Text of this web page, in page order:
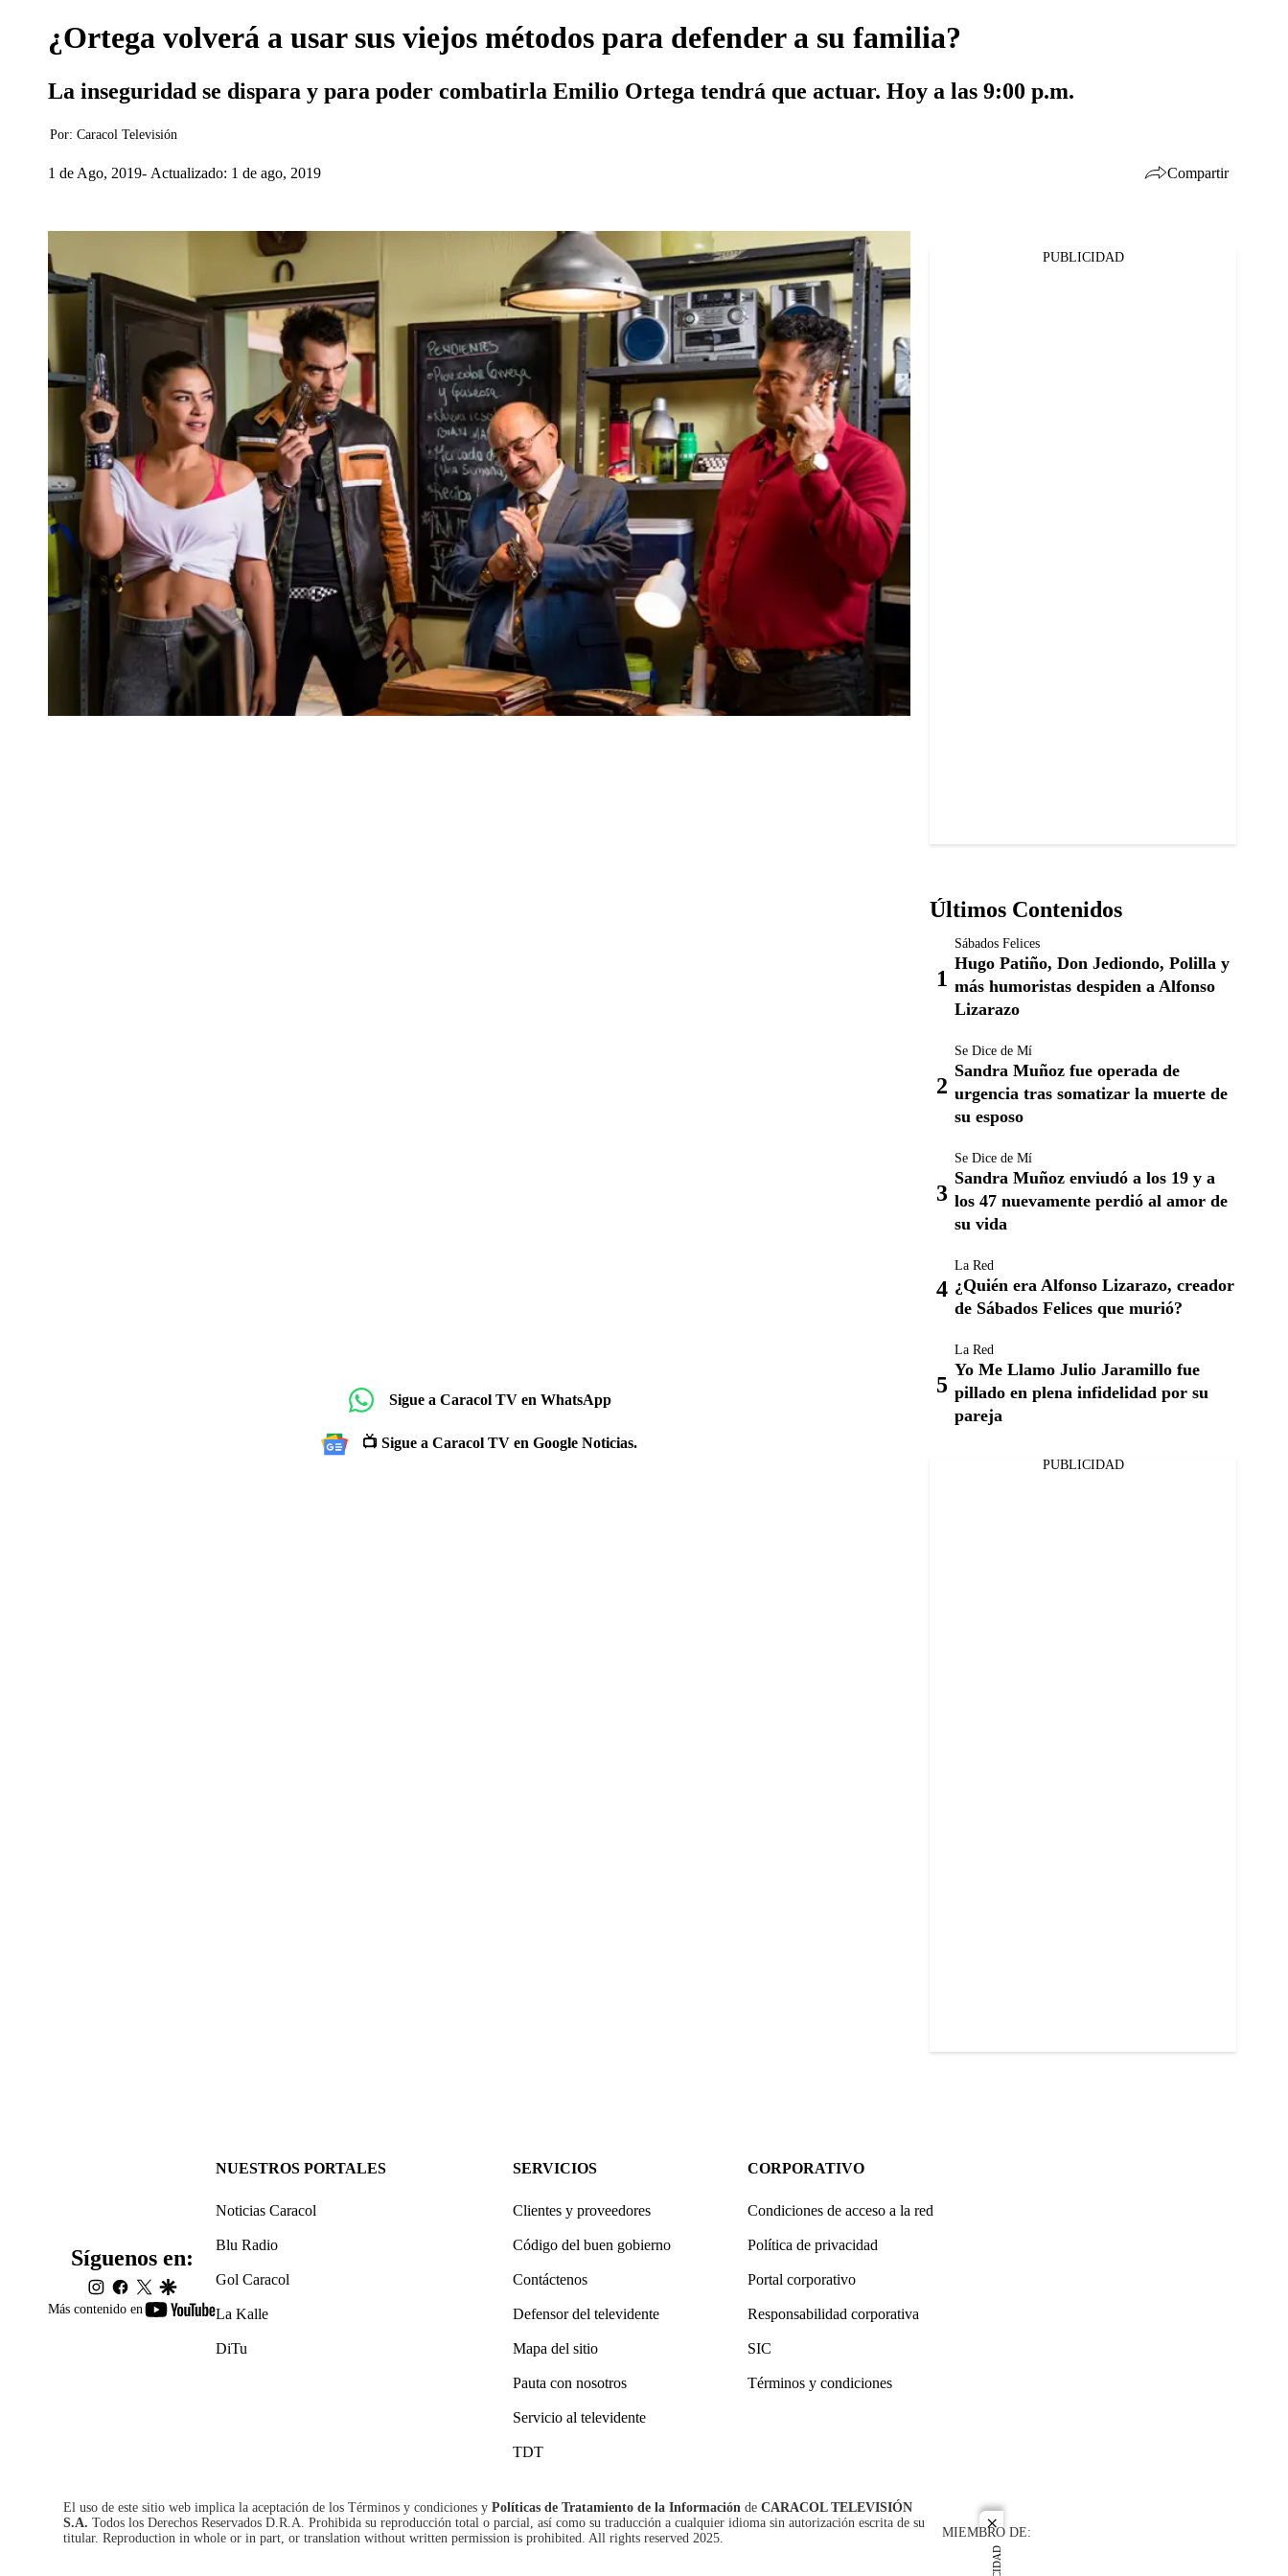
close
¿Ortega volverá a usar sus viejos métodos para defender a su familia?
La inseguridad se dispara y para poder combatirla Emilio Ortega tendrá que actuar. Hoy a las 9:00 p.m.
Por: Caracol Televisión
1 de Ago, 2019 Actualizado: 1 de ago, 2019 Compartir
Facebook
Twitter
Whatsapp
Sigue a Caracol TV en WhatsApp
📺 Sigue a Caracol TV en Google Noticias.
PUBLICIDAD
Últimos Contenidos
Sábados Felices
Hugo Patiño, Don Jediondo, Polilla y
más humoristas despiden a Alfonso
Lizarazo
Se Dice de Mí
Sandra Muñoz fue operada de
urgencia tras somatizar la muerte de
su esposo
Se Dice de Mí
Sandra Muñoz enviudó a los 19 y a
los 47 nuevamente perdió al amor de
su vida
La Red
¿Quién era Alfonso Lizarazo, creador
de Sábados Felices que murió?
La Red
Yo Me Llamo Julio Jaramillo fue
pillado en plena infidelidad por su
pareja
PUBLICIDAD
Más contenido en
youtube-
Síguenos en:
instagram
facebook
twittergoogle
NUESTROS PORTALES
Noticias Caracol
Blu Radio
Gol Caracol
La Kalle
DiTu
SERVICIOS
Clientes y proveedores
Código del buen gobierno
Contáctenos
Defensor del televidente
Mapa del sitio
Pauta con nosotros
Servicio al televidente
TDT
CORPORATIVO
Condiciones de acceso a la red
Política de privacidad
Portal corporativo
Responsabilidad corporativa
SIC
Términos y condiciones
El uso de este sitio web implica la aceptación de los Términos y condiciones y Políticas de Tratamiento de la Información de CARACOL TELEVISIÓN
S.A. Todos los Derechos Reservados D.R.A. Prohibida su reproducción total o parcial, así como su traducción a cualquier idioma sin autorización escrita de su
titular. Reproduction in whole or in part, or translation without written permission is prohibited. All rights reserved 2025.
MIEMBRO DE: